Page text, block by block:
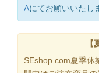
Aにてお願いいたし
SEshop.com夏季休